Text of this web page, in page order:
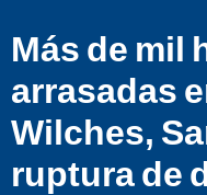
Más de mil
arrasadas
Wilches,
ruptura de